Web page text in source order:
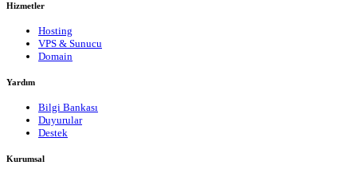
Hizmetler
Hosting
VPS & Sunucu
Domain
Yardım
Bilgi Bankası
Duyurular
Destek
Kurumsal